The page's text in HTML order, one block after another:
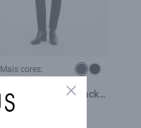
Mais cores:
Calça Sprouting Black
Skinny 35 Amaciado
Close